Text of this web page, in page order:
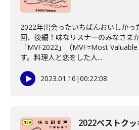
2022年出会ったいちばんおいしかっ
回、後編！味なリスナーのみなさま
「MVF2022」（MVF=Most
す。料理人と恋をした人...
2023.01.16 |00:22:08
2022ベストク